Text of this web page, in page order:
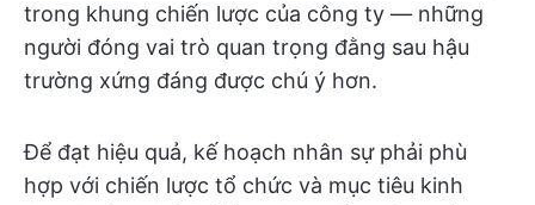
trong khung chiến lược của công ty — những
người đóng vai trò quan trọng đằng sau hậu
trường xứng đáng được chú ý hơn.
Để đạt hiệu quả, kế hoạch nhân sự phải phù
hợp với chiến lược tổ chức và mục tiêu kinh